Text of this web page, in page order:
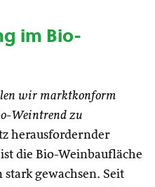
im Bio-
wir marktkonform
Weintrend zu
herausfordernder
die Bio-Weinbaufläche
gewachsen. Seit